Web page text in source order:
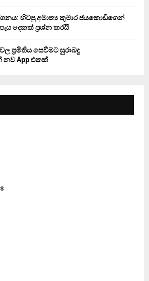
හිටපු අමාත්‍ය කුමාර ජයකොඩිගෙන්
දෙකක් ප්‍රශ්න කරයි
ප්‍රමිතිය සෙවීමට සුරාබදු
නව App එකක්